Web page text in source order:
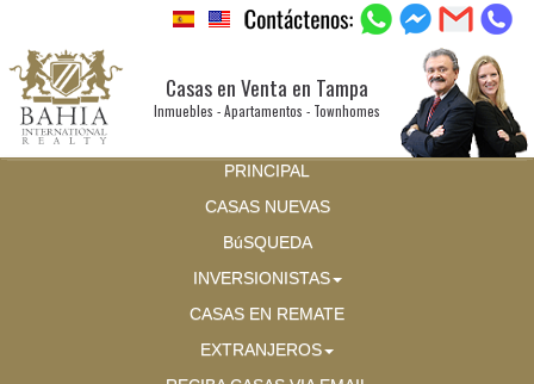
Casas en Venta en Tampa
Inmuebles - Apartamentos - Townhomes
PRINCIPAL
CASAS NUEVAS
BúSQUEDA
INVERSIONISTAS
CASAS EN REMATE
EXTRANJEROS